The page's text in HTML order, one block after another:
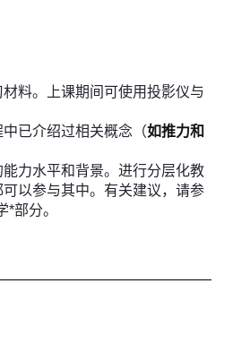
料。上课期间可使用投影仪与
已介绍过相关概念（如推力和
力水平和背景。进行分层化教
以参与其中。有关建议，请参
*部分。